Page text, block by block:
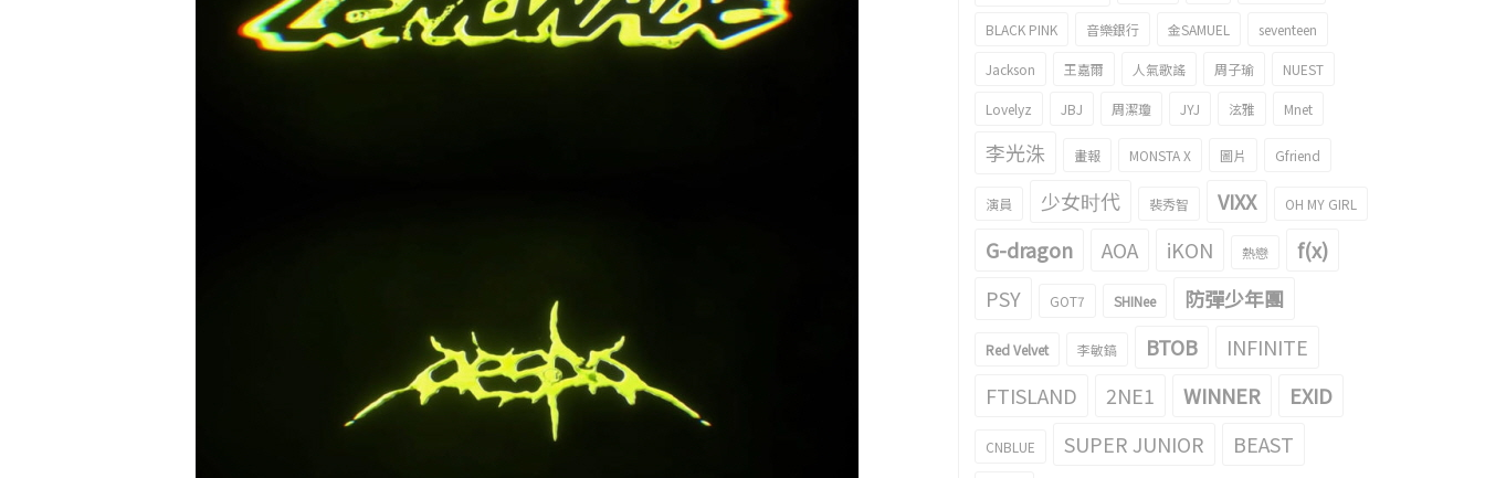
BLACK PINK 音樂銀行 金SAMUEL seventeen
Jackson 王嘉爾 人氣歌謠 周子瑜 NUEST
Lovelyz JBJ 周潔瓊 JYJ 泫雅 Mnet
李光洙 畫報 MONSTA X 圖片 Gfriend
演員 少女时代 裴秀智 VIXX OH MY GIRL
G-dragon AOA iKON 熱戀
f(x)
PSY
GOT7 SHINee 防彈少年團
Red Velvet 李敏鎬 BTOB
INFINITE
FTISLAND
2NE1 WINNER EXID
CNBLUE SUPER JUNIOR BEAST